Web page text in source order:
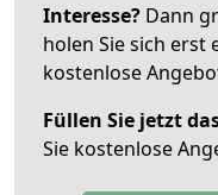
Interesse? Dann
holen Sie sich erst
kostenlose
Füllen Sie jetzt
Sie kostenlose